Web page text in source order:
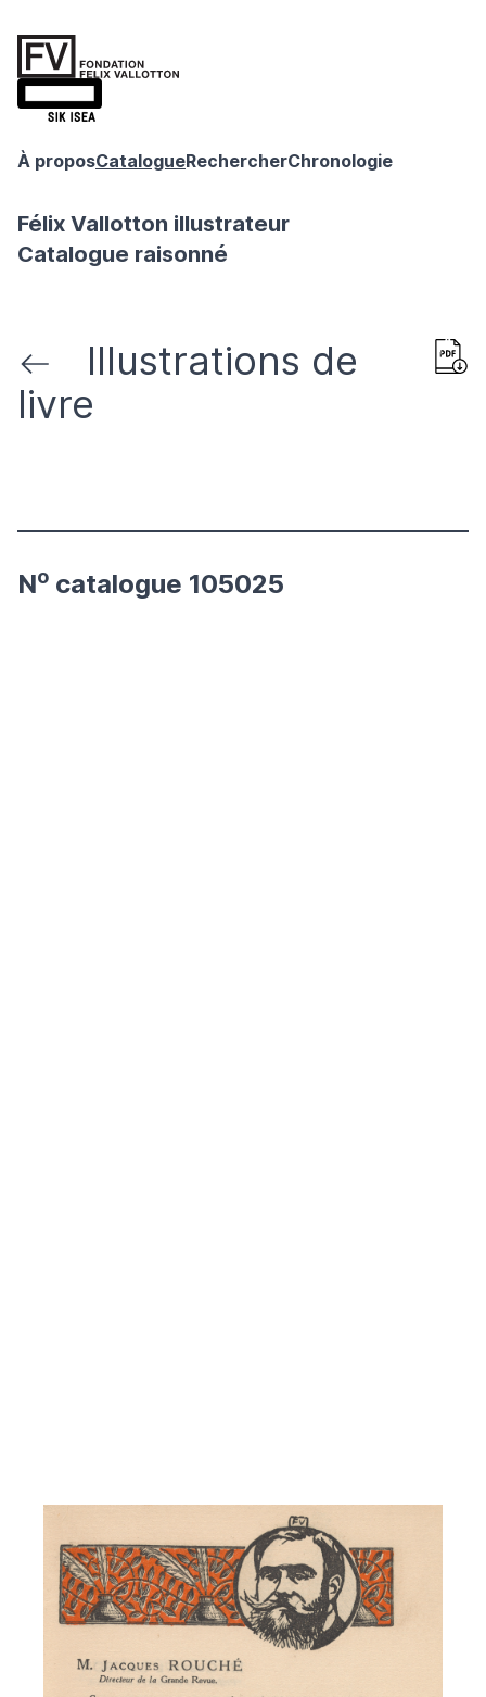
À proposCatalogueRechercherChronologie
Félix Vallotton illustrateur
Catalogue raisonné
Illustrations de
livre
No catalogue 105025